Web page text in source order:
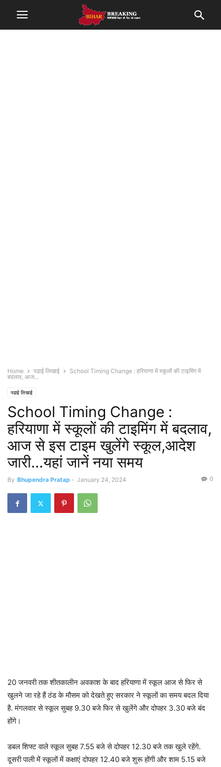
Home पढाई लिखाई
School Timing Change : हरियाणा में स्कूलों की टाइमिंग में
बदलाव, आज...
पढाई लिखाई
School Timing Change :
हरियाणा में स्कूलों की टाइमिंग में बदलाव,
आज से इस टाइम खुलेंगे स्कूल,आदेश
जारी…यहां जानें नया समय
By Bhupendra Pratap - January 24, 2024 0
20 जनवरी तक शीतकालीन अवकाश के बाद हरियाणा में स्कूल आज से फिर से
खुलने जा रहे हैं ठंड के मौसम को देखते हुए सरकार ने स्कूलों का समय बदल दिया
है. मंगलवार से स्कूल सुबह 9.30 बजे फिर से खुलेंगे और दोपहर 3.30 बजे बंद
होंगे।
डबल शिफ्ट वाले स्कूल सुबह 7.55 बजे से दोपहर 12.30 बजे तक खुले रहेंगे.
दूसरी पाली में स्कूलों में कक्षाएं दोपहर 12.40 बजे शुरू होंगी और शाम 5.15 बजे